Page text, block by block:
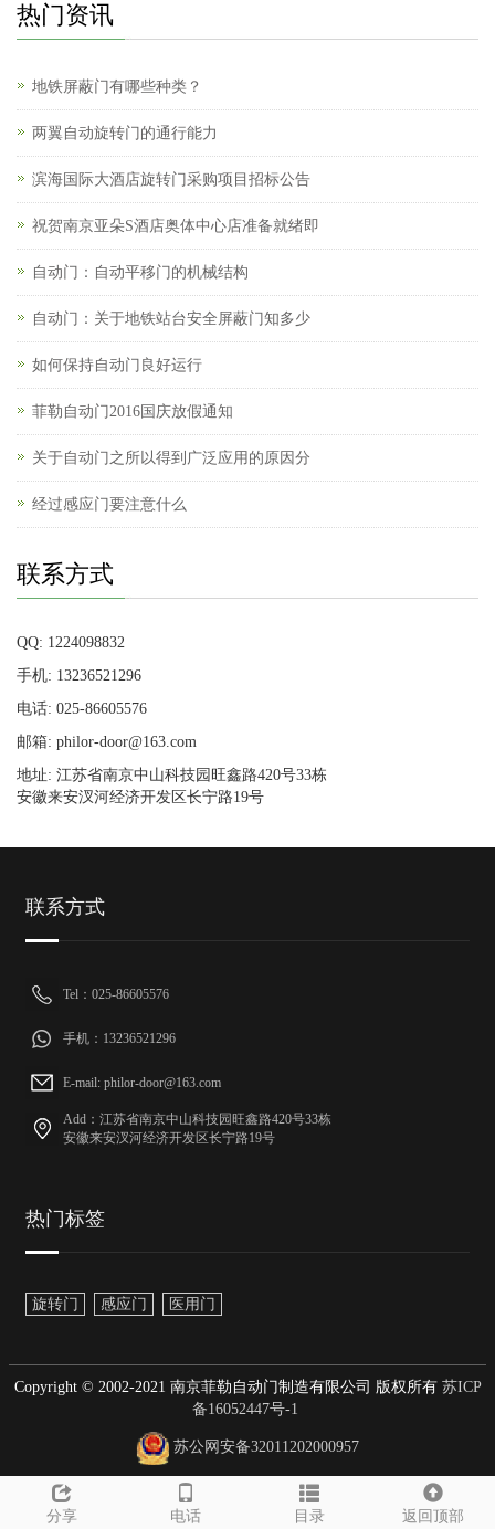
热门资讯
地铁屏蔽门有哪些种类？
两翼自动旋转门的通行能力
滨海国际大酒店旋转门采购项目招标公告
祝贺南京亚朵S酒店奥体中心店准备就绪即
自动门：自动平移门的机械结构
自动门：关于地铁站台安全屏蔽门知多少
如何保持自动门良好运行
菲勒自动门2016国庆放假通知
关于自动门之所以得到广泛应用的原因分
经过感应门要注意什么
联系方式
QQ: 1224098832
手机: 13236521296
电话: 025-86605576
邮箱: philor-door@163.com
地址: 江苏省南京中山科技园旺鑫路420号33栋
安徽来安汊河经济开发区长宁路19号
分享 电话 目录 返回顶部
联系方式
Tel：025-86605576
手机：13236521296
E-mail: philor-door@163.com
Add：江苏省南京中山科技园旺鑫路420号33栋
安徽来安汊河经济开发区长宁路19号
热门标签
旋转门 感应门 医用门
Copyright © 2002-2021 南京菲勒自动门制造有限公司 版权所有苏ICP
备16052447号-1
苏公网安备32011202000957